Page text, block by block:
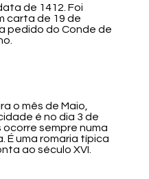
de 1412. Foi
carta de 19 de
pedido do Conde de
o mês de Maio,
é no dia 3 de
ocorre sempre numa
É uma romaria típica
ao século XVI.